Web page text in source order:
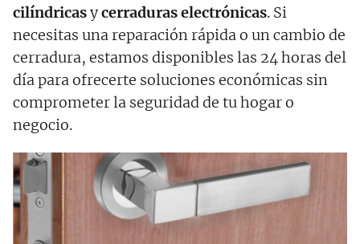
cilíndricasycerraduras electrónicas. Si
necesitas una reparación rápida o un cambio de
cerradura, estamos disponibles las 24 horas del
día para ofrecerte soluciones económicas sin
comprometer la seguridad de tu hogar o
negocio.